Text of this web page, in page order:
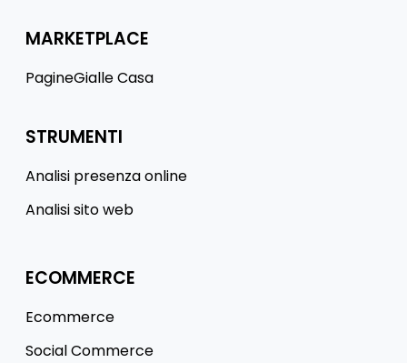
MARKETPLACE
PagineGialle Casa
STRUMENTI
Analisi presenza online
Analisi sito web
ECOMMERCE
Ecommerce
Social Commerce